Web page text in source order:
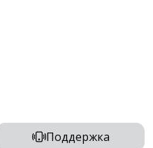
Поддержка